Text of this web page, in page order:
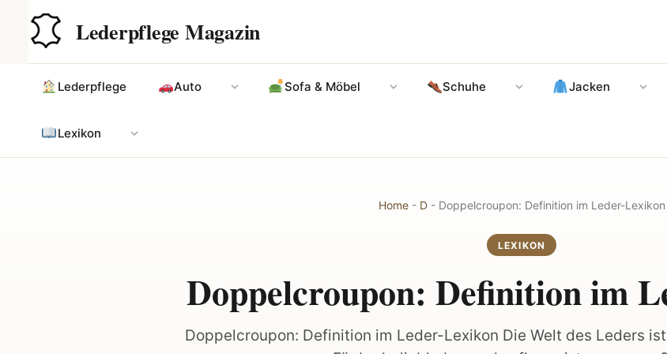
springen
Lederpflege Magazin
Lederpflege Auto Sofa & Möbel Schuhe Jacken
Lexikon
Hauptinhalt
Home- D- Doppelcroupon: Definition im Leder-Lexikon
LEXIKON
Doppelcroupon: Definition im
Doppelcroupon: Definition im Leder-Lexikon Die Welt des Leders